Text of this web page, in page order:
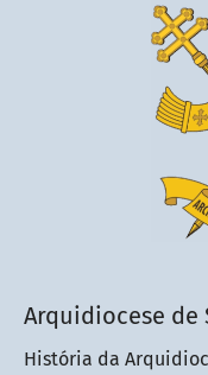
Arquidiocese de
História da